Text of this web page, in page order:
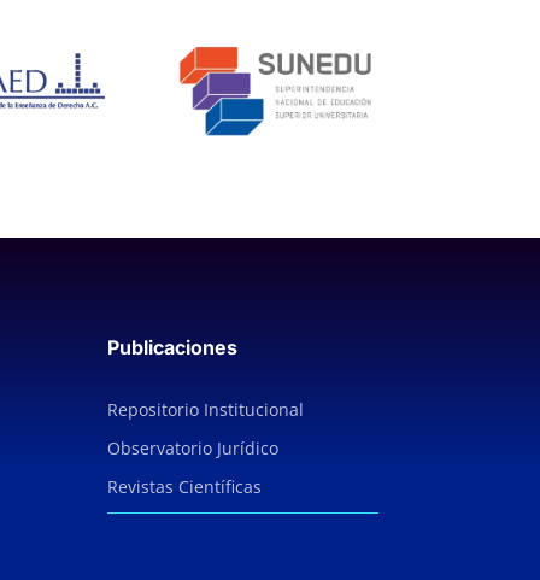
Publicaciones
Repositorio Institucional
Observatorio Jurídico
Revistas Científicas